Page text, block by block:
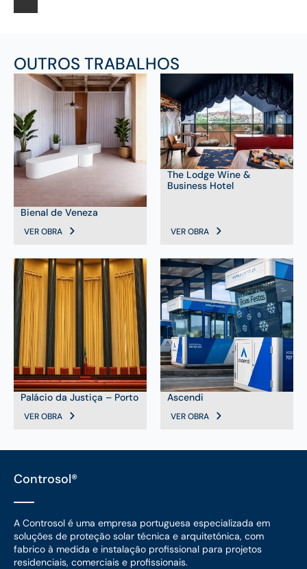
OUTROS TRABALHOS
Bienal de Veneza
VER OBRA
The Lodge Wine &
Business Hotel
VER OBRA
Palácio da Justiça – Porto
VER OBRA
Ascendi
VER OBRA
Controsol®
A Controsol é uma empresa portuguesa especializada em
soluções de proteção solar técnica e arquitetónica, com
fabrico à medida e instalação profissional para projetos
residenciais, comerciais e profissionais.